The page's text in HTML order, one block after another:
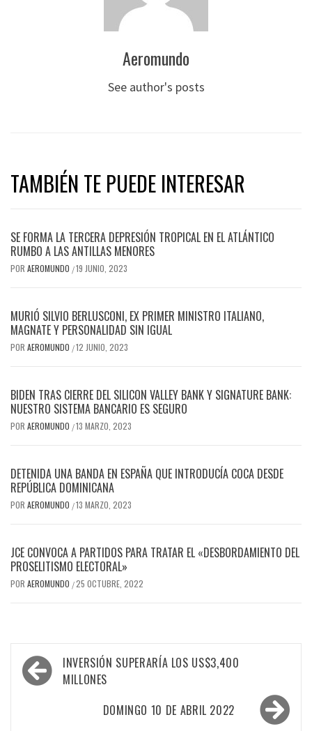
Aeromundo
See author's posts
TAMBIÉN TE PUEDE INTERESAR
SE FORMA LA TERCERA DEPRESIÓN TROPICAL EN EL ATLÁNTICO
RUMBO A LAS ANTILLAS MENORES
POR AEROMUNDO /19 JUNIO, 2023
MURIÓ SILVIO BERLUSCONI, EX PRIMER MINISTRO ITALIANO,
MAGNATE Y PERSONALIDAD SIN IGUAL
POR AEROMUNDO /12 JUNIO, 2023
BIDEN TRAS CIERRE DEL SILICON VALLEY BANK Y SIGNATURE BANK:
NUESTRO SISTEMA BANCARIO ES SEGURO
POR AEROMUNDO /13 MARZO, 2023
DETENIDA UNA BANDA EN ESPAÑA QUE INTRODUCÍA COCA DESDE
REPÚBLICA DOMINICANA
POR AEROMUNDO /13 MARZO, 2023
JCE CONVOCA A PARTIDOS PARA TRATAR EL «DESBORDAMIENTO DEL
PROSELITISMO ELECTORAL»
POR AEROMUNDO /25 OCTUBRE, 2022
Navegación
de
INVERSIÓN SUPERARÍA LOS US$3,400
MILLONES
DOMINGO 10 DE ABRIL 2022